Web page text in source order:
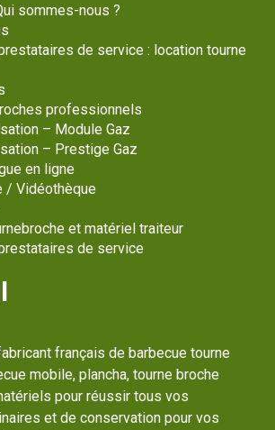
sommes-nous ?
de service : location tourne
professionnels
– Module Gaz
– Prestige Gaz
en ligne
/ Vidéothèque
et matériel traiteur
de service
français de barbecue tourne
mobile, plancha, tourne broche
pour réussir tous vos
et de conservation pour vos